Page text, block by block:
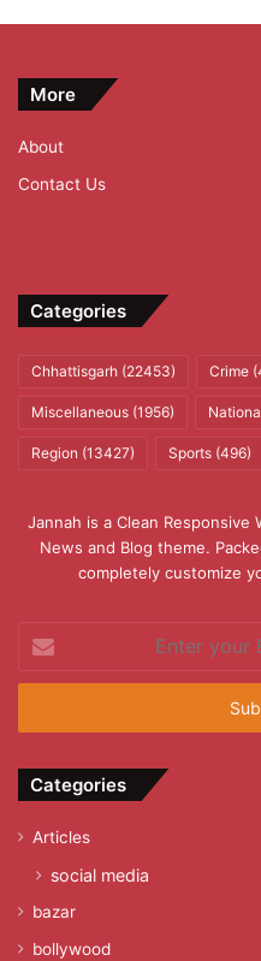
More
About
Contact Us
Categories
Chhattisgarh (22453) Crime
Miscellaneous (1956)
Region (13427) Sports (496)
Jannah is a Clean Responsive
News and Blog theme.
completely customize
your
Email
Categories
Articles
social media
bazar
bollywood